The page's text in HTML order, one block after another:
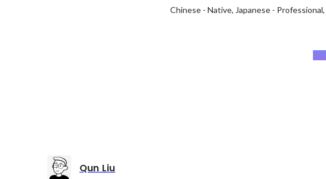
Chinese- Native Japanese- Professional
Qun Liu